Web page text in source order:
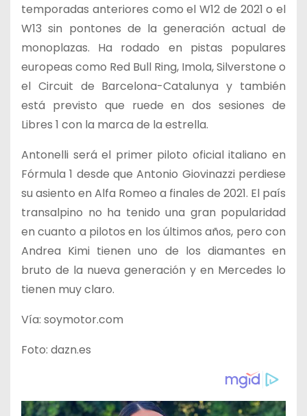
temporadas anteriores como el W12 de 2021 o el
W13 sin pontones de la generación actual de
monoplazas. Ha rodado en pistas populares
europeas como Red Bull Ring, Imola, Silverstone o
el Circuit de Barcelona-Catalunya y también
está previsto que ruede en dos sesiones de
Libres 1 con la marca de la estrella.
Antonelli será el primer piloto oficial italiano en
Fórmula 1 desde que Antonio Giovinazzi perdiese
su asiento en Alfa Romeo a finales de 2021. El país
transalpino no ha tenido una gran popularidad
en cuanto a pilotos en los últimos años, pero con
Andrea Kimi tienen uno de los diamantes en
bruto de la nueva generación y en Mercedes lo
tienen muy claro.
Vía: soymotor.com
Foto: dazn.es